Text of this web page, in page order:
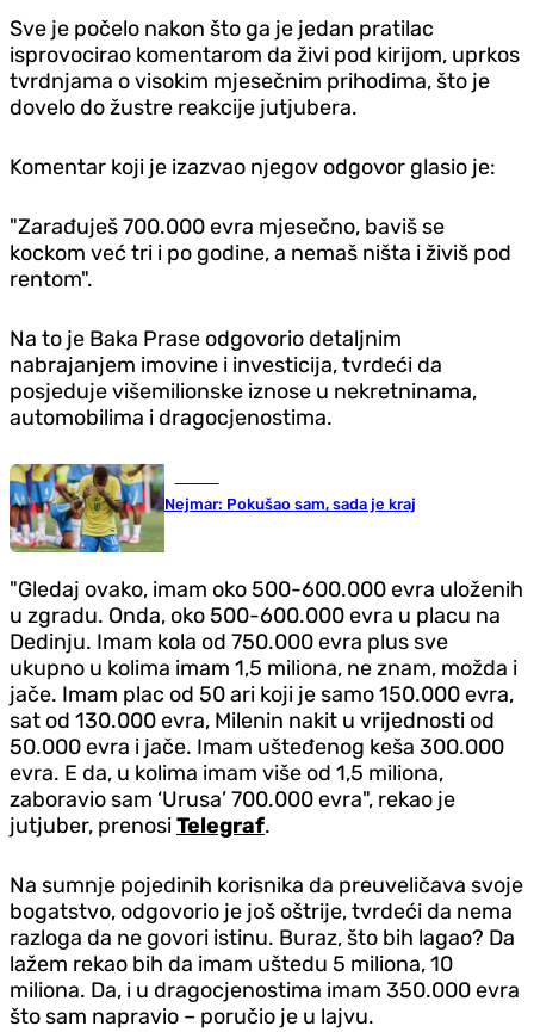
Sve je počelo nakon što ga je jedan pratilac
isprovocirao komentarom da živi pod kirijom, uprkos
tvrdnjama o visokim mjesečnim prihodima, što je
dovelo do žustre reakcije jutjubera.
Komentar koji je izazvao njegov odgovor glasio je:
"Zarađuješ 700.000 evra mjesečno, baviš se
kockom već tri i po godine, a nemaš ništa i živiš pod
rentom".
Na to je Baka Prase odgovorio detaljnim
nabrajanjem imovine i investicija, tvrdeći da
posjeduje višemilionske iznose u nekretninama,
automobilima i dragocjenostima.
Nejmar: Pokušao sam, sada je kraj
"Gledaj ovako, imam oko 500-600.000 evra uloženih
u zgradu. Onda, oko 500-600.000 evra u placu na
Dedinju. Imam kola od 750.000 evra plus sve
ukupno u kolima imam 1,5 miliona, ne znam, možda i
jače. Imam plac od 50 ari koji je samo 150.000 evra,
sat od 130.000 evra, Milenin nakit u vrijednosti od
50.000 evra i jače. Imam ušteđenog keša 300.000
evra. E da, u kolima imam više od 1,5 miliona,
zaboravio sam ‘Urusa’ 700.000 evra", rekao je
jutjuber, prenosiTelegraf.
Na sumnje pojedinih korisnika da preuveličava svoje
bogatstvo, odgovorio je još oštrije, tvrdeći da nema
razloga da ne govori istinu. Buraz, što bih lagao? Da
lažem rekao bih da imam uštedu 5 miliona, 10
miliona. Da, i u dragocjenostima imam 350.000 evra
što sam napravio – poručio je u lajvu.